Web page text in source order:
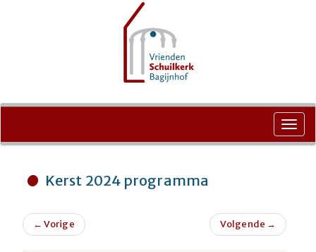
Ga
Kerst 2024 programma
← Vorige Volgende →